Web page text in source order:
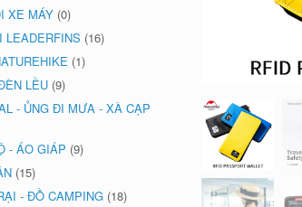
XE MÁY (0)
LEADERFINS (16)
(1)
LỀU (9)
- ỦNG ĐI MƯA - XÀ CẠP
- ÁO GIÁP (9)
(15)
- ĐỒ CAMPING (18)